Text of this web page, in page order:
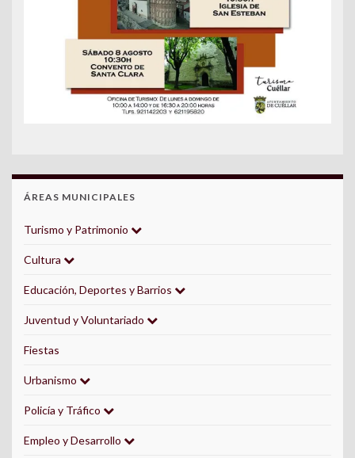
ÁREAS MUNICIPALES
Turismo y Patrimonio
Cultura
Educación, Deportes y Barrios
Juventud y Voluntariado
Fiestas
Urbanismo
Policía y Tráfico
Empleo y Desarrollo